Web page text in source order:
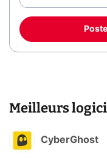
Meilleurs
CyberGhost